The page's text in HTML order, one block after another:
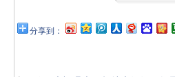
分享到：